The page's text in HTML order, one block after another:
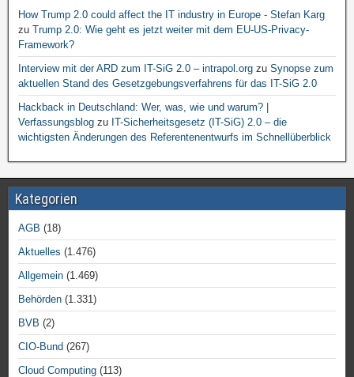
How Trump 2.0 could affect the IT industry in Europe - Stefan Karg
zu Trump 2.0: Wie geht es jetzt weiter mit dem EU-US-Privacy-
Framework?
Interview mit der ARD zum IT-SiG 2.0 – intrapol.org zu Synopse zum
aktuellen Stand des Gesetzgebungsverfahrens für das IT-SiG 2.0
Hackback in Deutschland: Wer, was, wie und warum? |
Verfassungsblog zu IT-Sicherheitsgesetz (IT-SiG) 2.0 – die
wichtigsten Änderungen des Referentenentwurfs im Schnellüberblick
Kategorien
AGB (18)
Aktuelles (1.476)
Allgemein (1.469)
Behörden (1.331)
BVB (2)
CIO-Bund (267)
Cloud Computing (113)